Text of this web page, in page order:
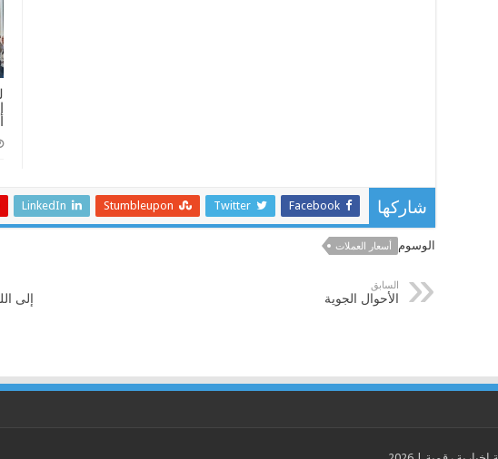
شاركها Facebook
Twitter
Stumbleupon
LinkedIn
الوسوم أسعار العملات
السابق
الأحوال الجوية
إلى